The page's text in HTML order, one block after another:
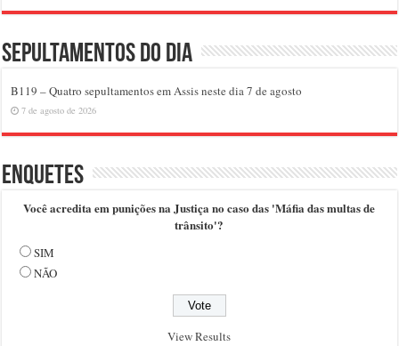
Sepultamentos do dia
B119 – Quatro sepultamentos em Assis neste dia 7 de agosto
7 de agosto de 2026
Enquetes
Você acredita em punições na Justiça no caso das 'Máfia das multas de
trânsito'?
SIM
NÃO
View Results